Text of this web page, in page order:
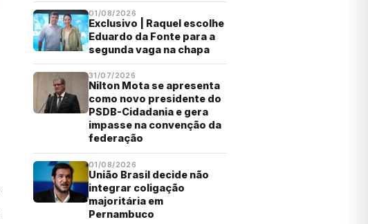
01/08/2026
Exclusivo | Raquel escolhe
Eduardo da Fonte para a
segunda vaga na chapa
31/07/2026
Nilton Mota se apresenta
como novo presidente do
PSDB-Cidadania e gera
impasse na convenção da
federação
01/08/2026
União Brasil decide não
integrar coligação
majoritária em
Pernambuco